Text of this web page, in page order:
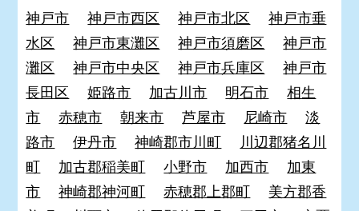
神戸市 神戸市西区 神戸市北区
神戸市垂
水区
神戸市東灘区 神戸市須磨区
神戸市
灘区
神戸市中央区 神戸市兵庫区
神戸市
長田区
姫路市 加古川市 明石市
相生
市
赤穂市 朝来市 芦屋市 尼崎市
淡
路市
伊丹市 神崎郡市川町
川辺郡猪名川
町
加古郡稲美町 小野市 加西市
加東
市
神崎郡神河町 赤穂郡上郡町
美方郡香